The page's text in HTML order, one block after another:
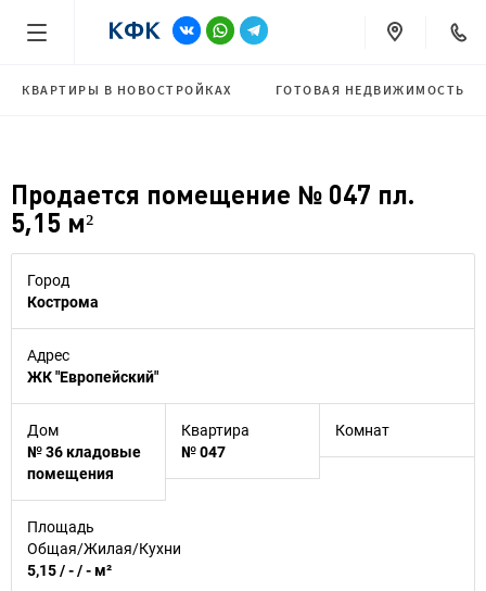
КВАРТИРЫ В НОВОСТРОЙКАХ ГОТОВАЯ НЕДВИЖИМОСТЬ
Продается помещение № 047 пл.
5,15 м²
Город
Кострома
Адрес
ЖК "Европейский"
Дом
№ 36 кладовые
помещения
Квартира
№ 047
Комнат
Площадь
Общая/Жилая/Кухни
5,15 / - / - м²